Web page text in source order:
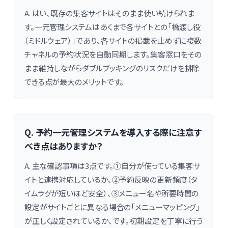
A. はい、既存の集客サイトはそのまま使い続けられま
す。一元管理システムはあくまで各サイトとの「橋渡し役
（ミドルウェア）」であり、各サイトの掲載を止めずに複数
チャネルの予約状況を自動同期します。集客窓口をその
まま維持しながらダブルブッキングのリスクだけを排除
できる点が最大のメリットです。
Q. 予約一元管理システムを導入する際に注意す
べき点はありますか？
A. 主な確認事項は3点です。①自分が使っている集客サ
イトと連携対応しているか、②予約反映の更新頻度（タ
イムラグが短いほど安全）、③メニュー名や所要時間の
設定がサイトごとに異なる場合の「メニューマッピング」
が正しく設定されているか、です。初期設定を丁寧に行う